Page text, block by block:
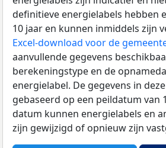
definitieve energielabels hebben
10 jaar en kunnen inmiddels zijn
Excel-download voor de
aanvullende gegevens
berekeningstype en de
energielabel. De gegevens in
gebaseerd op een peildatum van
datum kunnen energielabels en
zijn gewijzigd of opnieuw zijn